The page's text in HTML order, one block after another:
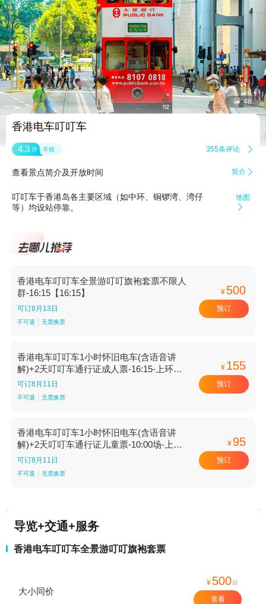
 48
香港电车叮叮车
4.3 分 不错 355条评论 
查看景点简介及开放时间 简介 
叮叮车于香港岛各主要区域（如中环、铜锣湾、湾仔
等）均设站停靠。
地图

香港电车叮叮车全景游叮叮旗袍套票不限人
群-16:15【16:15】
可订8月13日
不可退 无需换票
¥ 500
预订
香港电车叮叮车1小时怀旧电车(含语音讲
解)+2天叮叮车通行证成人票-16:15-上环西
港城出发【16:15 上环西港城出发】
可订8月11日
不可退 无需换票
¥ 155
预订
香港电车叮叮车1小时怀旧电车(含语音讲
解)+2天叮叮车通行证儿童票-10:00场-上环
西港城出发【10:00场 上环西港城出发】
可订8月11日
不可退 无需换票
¥ 95
预订
导览+交通+服务
香港电车叮叮车全景游叮叮旗袍套票
大小同价
¥ 500起
查看
